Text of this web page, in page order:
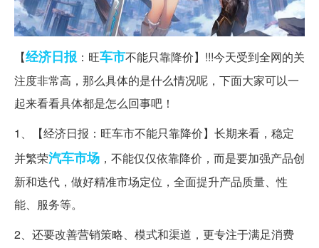
【经济日报 ：旺车市不能只靠降价】!!!今天受到全网的关
注度非常高，那么具体的是什么情况呢，下面大家可以一
起来看看具体都是怎么回事吧！
1、【经济日报：旺车市不能只靠降价】长期来看，稳定
并繁荣汽车市场 ，不能仅仅依靠降价，而是要加强产品创
新和迭代，做好精准市场定位，全面提升产品质量、性
能、服务等。
2、还要改善营销策略、模式和渠道，更专注于满足消费